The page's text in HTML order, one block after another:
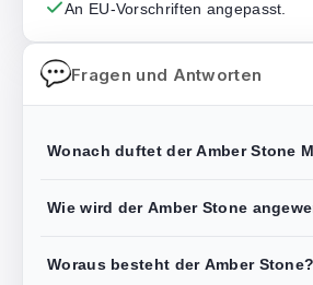
An EU-Vorschriften angepasst.
Fragen und Antworten
Wonach duftet der Amber Stone
Wie wird der Amber Stone
Woraus besteht der Amber Stone?